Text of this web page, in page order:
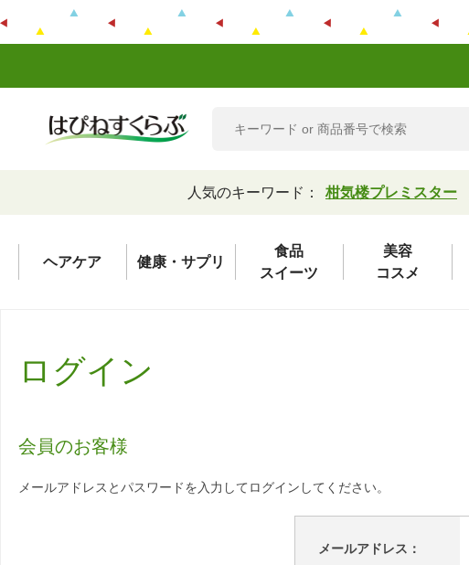
人気のキーワード： 柑気楼プレミスター
ヘアケア 健康・サプリ
食品
スイーツ
美容
コスメ
ログイン
会員のお客様
メールアドレスとパスワードを入力してログインしてください。
メールアドレス：